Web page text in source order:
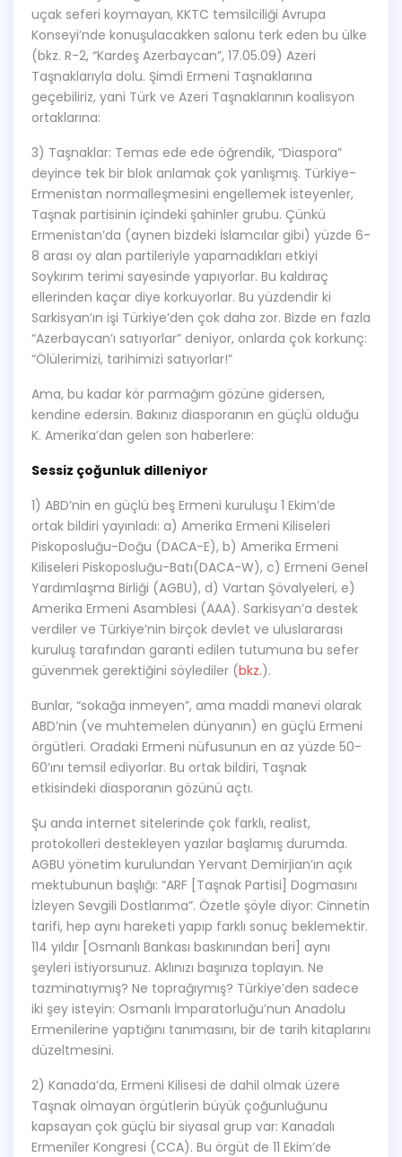
uçak seferi koymayan, KKTC temsilciliği Avrupa
Konseyi’nde konuşulacakken salonu terk eden bu ülke
(bkz. R-2, “Kardeş Azerbaycan”, 17.05.09) Azeri
Taşnaklarıyla dolu. Şimdi Ermeni Taşnaklarına
geçebiliriz, yani Türk ve Azeri Taşnaklarının koalisyon
ortaklarına:
3) Taşnaklar: Temas ede ede öğrendik, “Diaspora”
deyince tek bir blok anlamak çok yanlışmış. Türkiye-
Ermenistan normalleşmesini engellemek isteyenler,
Taşnak partisinin içindeki şahinler grubu. Çünkü
Ermenistan’da (aynen bizdeki İslamcılar gibi) yüzde 6-
8 arası oy alan partileriyle yapamadıkları etkiyi
Soykırım terimi sayesinde yapıyorlar. Bu kaldıraç
ellerinden kaçar diye korkuyorlar. Bu yüzdendir ki
Sarkisyan’ın işi Türkiye’den çok daha zor. Bizde en fazla
“Azerbaycan’ı satıyorlar” deniyor, onlarda çok korkunç:
“Ölülerimizi, tarihimizi satıyorlar!”
Ama, bu kadar kör parmağım gözüne gidersen,
kendine edersin. Bakınız diasporanın en güçlü olduğu
K. Amerika’dan gelen son haberlere:
Sessiz çoğunluk dilleniyor
1) ABD’nin en güçlü beş Ermeni kuruluşu 1 Ekim’de
ortak bildiri yayınladı: a) Amerika Ermeni Kiliseleri
Piskoposluğu-Doğu (DACA-E), b) Amerika Ermeni
Kiliseleri Piskoposluğu-Batı(DACA-W), c) Ermeni Genel
Yardımlaşma Birliği (AGBU), d) Vartan Şövalyeleri, e)
Amerika Ermeni Asamblesi (AAA). Sarkisyan’a destek
verdiler ve Türkiye’nin birçok devlet ve uluslararası
kuruluş tarafından garanti edilen tutumuna bu sefer
güvenmek gerektiğini söylediler (bkz.).
Bunlar, “sokağa inmeyen”, ama maddi manevi olarak
ABD’nin (ve muhtemelen dünyanın) en güçlü Ermeni
örgütleri. Oradaki Ermeni nüfusunun en az yüzde 50-
60’ını temsil ediyorlar. Bu ortak bildiri, Taşnak
etkisindeki diasporanın gözünü açtı.
Şu anda internet sitelerinde çok farklı, realist,
protokolleri destekleyen yazılar başlamış durumda.
AGBU yönetim kurulundan Yervant Demirjian’ın açık
mektubunun başlığı: “ARF [Taşnak Partisi] Dogmasını
İzleyen Sevgili Dostlarıma”. Özetle şöyle diyor: Cinnetin
tarifi, hep aynı hareketi yapıp farklı sonuç beklemektir.
114 yıldır [Osmanlı Bankası baskınından beri] aynı
şeyleri istiyorsunuz. Aklınızı başınıza toplayın. Ne
tazminatıymış? Ne toprağıymış? Türkiye’den sadece
iki şey isteyin: Osmanlı İmparatorluğu’nun Anadolu
Ermenilerine yaptığını tanımasını, bir de tarih kitaplarını
düzeltmesini.
2) Kanada’da, Ermeni Kilisesi de dahil olmak üzere
Taşnak olmayan örgütlerin büyük çoğunluğunu
kapsayan çok güçlü bir siyasal grup var: Kanadalı
Ermeniler Kongresi (CCA). Bu örgüt de 11 Ekim’de